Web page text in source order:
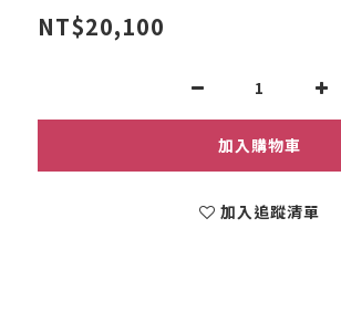
NT$20,100
加入購物車
加入追蹤清單